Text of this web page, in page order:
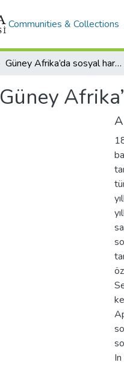
Communities & Collections
Güney Afrika’da sosyal hareket sendikacılığı
Güney